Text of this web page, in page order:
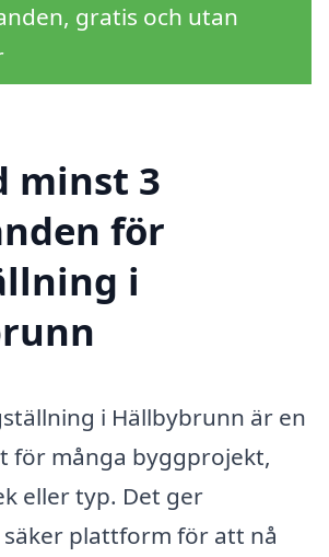
gratis och utan
minst 3
för
i
i Hällbybrunn är en
för många byggprojekt,
eller typ. Det ger
plattform för att nå